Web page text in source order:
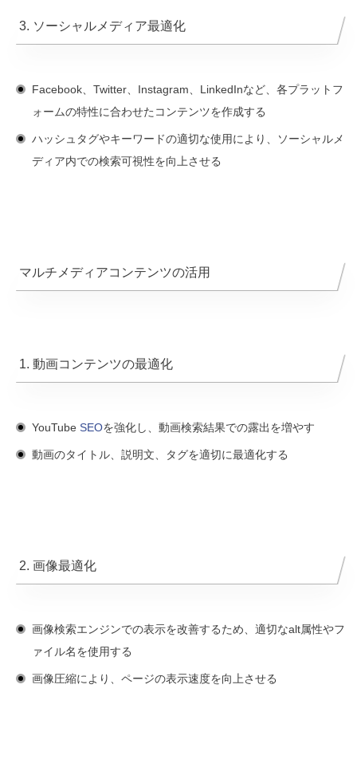
3. ソーシャルメディア最適化
Facebook、Twitter、Instagram、LinkedInなど、各プラットフ
ォームの特性に合わせたコンテンツを作成する
ハッシュタグやキーワードの適切な使用により、ソーシャルメ
ディア内での検索可視性を向上させる
マルチメディアコンテンツの活用
1. 動画コンテンツの最適化
YouTube SEOを強化し、動画検索結果での露出を増やす
動画のタイトル、説明文、タグを適切に最適化する
2. 画像最適化
画像検索エンジンでの表示を改善するため、適切なalt属性やフ
ァイル名を使用する
画像圧縮により、ページの表示速度を向上させる